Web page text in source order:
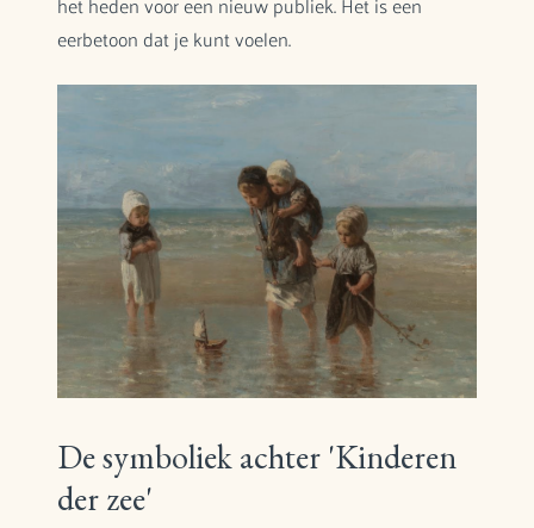
eerbetoon dat je kunt voelen.
De symboliek achter 'Kinderen
der zee'